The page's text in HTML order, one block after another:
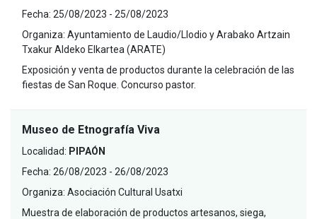
Fecha: 25/08/2023 - 25/08/2023
Organiza: Ayuntamiento de Laudio/Llodio y Arabako Artzain
Txakur Aldeko Elkartea (ARATE)
Exposición y venta de productos durante la celebración de las
fiestas de San Roque. Concurso pastor.
Museo de Etnografía Viva
Localidad: PIPAÓN
Fecha: 26/08/2023 - 26/08/2023
Organiza: Asociación Cultural Usatxi
Muestra de elaboración de productos artesanos, siega,